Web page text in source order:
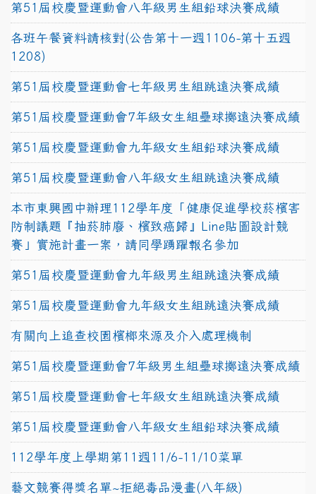
第51屆校慶暨運動會八年級男生組鉛球決賽成績
各班午餐資料請核對(公告第十一週1106-第十五週
1208)
第51屆校慶暨運動會七年級男生組跳遠決賽成績
第51屆校慶暨運動會7年級女生組壘球擲遠決賽成績
第51屆校慶暨運動會九年級女生組鉛球決賽成績
第51屆校慶暨運動會八年級女生組跳遠決賽成績
本市東興國中辦理112學年度「健康促進學校菸檳害
防制議題『抽菸肺廢、檳致癌歸』Line貼圖設計競
賽」實施計畫一案，請同學踴躍報名參加
第51屆校慶暨運動會九年級男生組跳遠決賽成績
第51屆校慶暨運動會九年級女生組跳遠決賽成績
有關向上追查校園檳榔來源及介入處理機制
第51屆校慶暨運動會7年級男生組壘球擲遠決賽成績
第51屆校慶暨運動會七年級女生組跳遠決賽成績
第51屆校慶暨運動會八年級女生組鉛球決賽成績
112學年度上學期第11週11/6-11/10菜單
藝文競賽得獎名單~拒絕毒品漫畫(八年級)